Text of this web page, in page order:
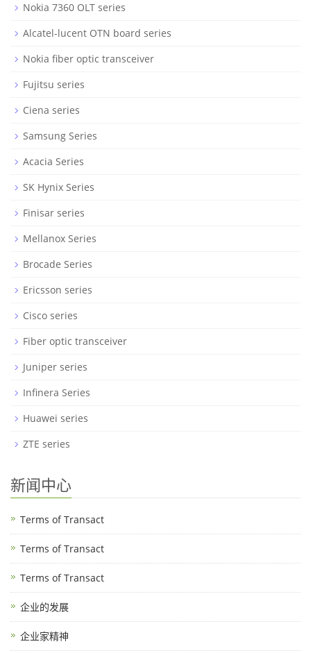
Nokia 7360 OLT series
Alcatel-lucent OTN board series
Nokia fiber optic transceiver
Fujitsu series
Ciena series
Samsung Series
Acacia Series
SK Hynix Series
Finisar series
Mellanox Series
Brocade Series
Ericsson series
Cisco series
Fiber optic transceiver
Juniper series
Infinera Series
Huawei series
ZTE series
新闻中心
Terms of Transact
Terms of Transact
Terms of Transact
企业的发展
企业家精神